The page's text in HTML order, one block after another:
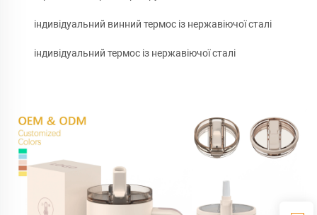
індивідуальний винний термос із нержавіючої сталі
індивідуальний термос із нержавіючої сталі